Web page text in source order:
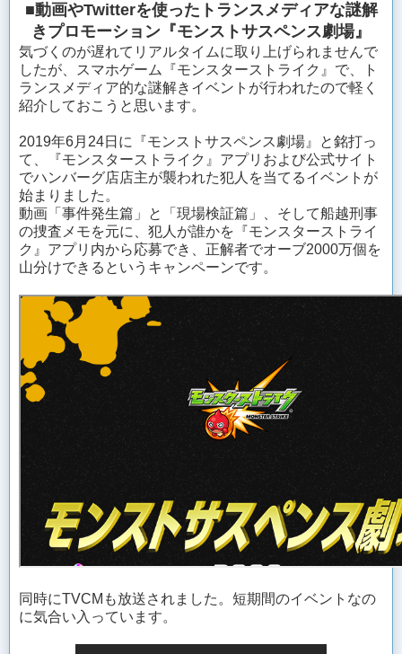
■動画やTwitterを使ったトランスメディアな謎解
きプロモーション『モンストサスペンス劇場』
気づくのが遅れてリアルタイムに取り上げられませんで
したが、スマホゲーム『モンスターストライク』で、ト
ランスメディア的な謎解きイベントが行われたので軽く
紹介しておこうと思います。
2019年6月24日に『モンストサスペンス劇場』と銘打っ
て、『モンスターストライク』アプリおよび公式サイト
でハンバーグ店店主が襲われた犯人を当てるイベントが
始まりました。
動画「事件発生篇」と「現場検証篇」、そして船越刑事
の捜査メモを元に、犯人が誰かを『モンスターストライ
ク』アプリ内から応募でき、正解者でオーブ2000万個を
山分けできるというキャンペーンです。
同時にTVCMも放送されました。短期間のイベントなの
に気合い入っています。